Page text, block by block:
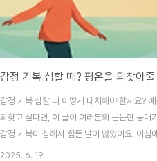
감정 기복 심할 때? 평온을 되찾아
감정 기복 심할 때 어떻게 대처해야 할까요?
되찾고 싶다면, 이 글이 여러분의 든든한 등
감정 기복이 심해서 힘든 날이 많았어요. 아침
오후만 되면 갑자기 기분이 가라앉아 아무것
2025. 6. 19.